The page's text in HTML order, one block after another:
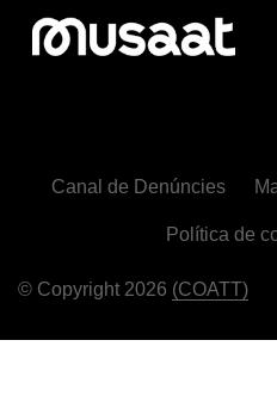
© Copyright 2026 (COATT)
Canal de Denúncies
Política de